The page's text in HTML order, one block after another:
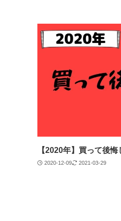
【2020年】買って後
2020-12-09 2021-03-29